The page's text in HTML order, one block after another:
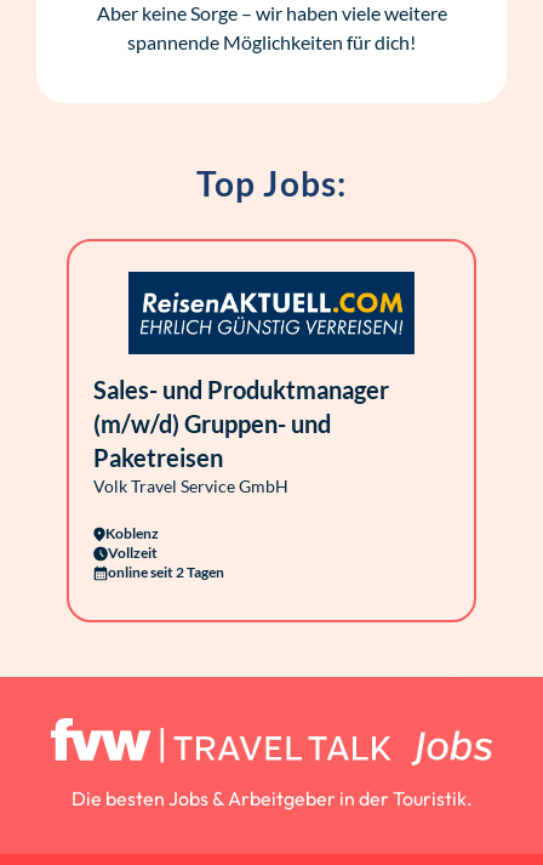
Aber keine Sorge – wir haben viele weitere
spannende Möglichkeiten für dich!
Top Jobs:
Sales- und Produktmanager
(m/w/d) Gruppen- und
Paketreisen
Volk Travel Service GmbH
Koblenz
Vollzeit
online seit 2 Tagen
Die besten Jobs & Arbeitgeber in der Touristik.